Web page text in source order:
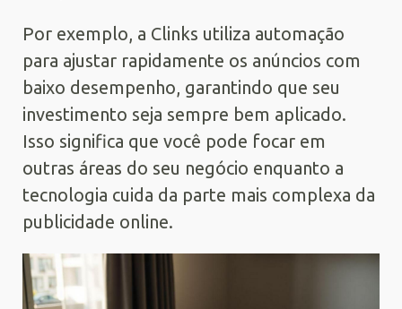
Por exemplo, a Clinks utiliza automação
para ajustar rapidamente os anúncios com
baixo desempenho, garantindo que seu
investimento seja sempre bem aplicado.
Isso significa que você pode focar em
outras áreas do seu negócio enquanto a
tecnologia cuida da parte mais complexa da
publicidade online.